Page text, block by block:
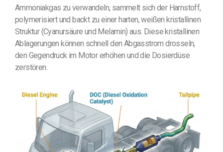
Ammoniakgas zu verwandeln, sammelt sich der Harnstoff,
polymerisiert und backt zu einer harten, weißen kristallinen
Struktur (Cyanursäure und Melamin) aus. Diese kristallinen
Ablagerungen können schnell den Abgasstrom drosseln,
den Gegendruck im Motor erhöhen und die Dosierdüse
zerstören.